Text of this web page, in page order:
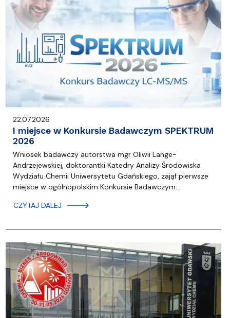
22.07.2026
I miejsce w Konkursie Badawczym SPEKTRUM
2026
Wniosek badawczy autorstwa mgr Oliwii Lange-
Andrzejewskiej, doktorantki Katedry Analizy Środowiska
Wydziału Chemii Uniwersytetu Gdańskiego, zajął pierwsze
miejsce w ogólnopolskim Konkursie Badawczym…
CZYTAJ DALEJ